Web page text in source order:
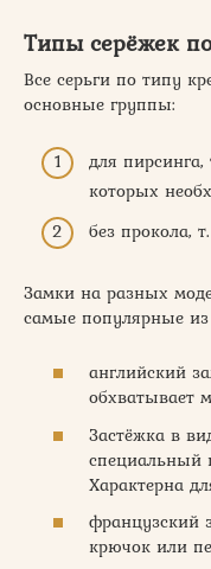
Типы серёжек
Все серьги по типу
основные группы:
для пирсинга,
которых
без прокола,
Замки на разных
самые популярные
английский
обхватывает
Застёжка в
специальный
Характерна
французский
крючок или